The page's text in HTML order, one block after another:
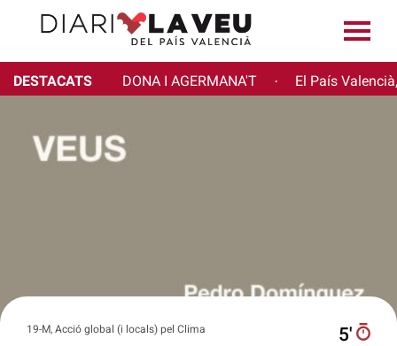
DESTACATS DONA I AGERMANA'T · El País
19-M, Acció global (i locals) pel Clima 5′